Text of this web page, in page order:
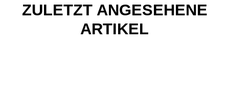
ZULETZT ANGESEHENE
ARTIKEL